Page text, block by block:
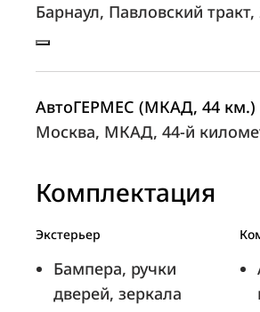
Барнаул, Павловский тракт,
АвтоГЕРМЕС (МКАД, 44 км.)
Москва, МКАД, 44-й
БН-Моторс BNM Брянск
Комплектация
Экстерьер
Бампера, ручки
дверей, зеркала